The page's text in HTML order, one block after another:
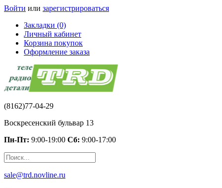
Войти или зарегистрироваться
Закладки (0)
Личный кабинет
Корзина покупок
Оформление заказа
(8162)77-04-29
Воскресенский бульвар 13
Пн-Пт: 9:00-19:00 Сб: 9:00-17:00
sale@trd.novline.ru